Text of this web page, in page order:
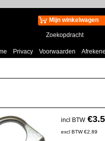
Mijn winkelwagen
Privacy Voorwaarden
incl BTW €
excl BTW €2.89